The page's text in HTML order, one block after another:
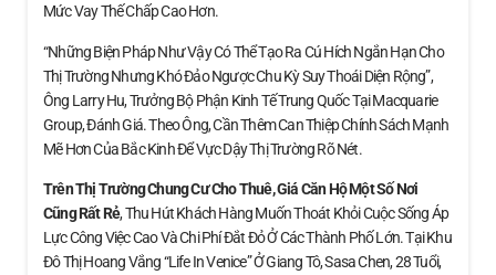
Mức Vay Thế Chấp Cao Hơn.
“Những Biện Pháp Như Vậy Có Thể Tạo Ra Cú Hích Ngắn Hạn Cho
Thị Trường Nhưng Khó Đảo Ngược Chu Kỳ Suy Thoái Diện Rộng”,
Ông Larry Hu, Trưởng Bộ Phận Kinh Tế Trung Quốc Tại Macquarie
Group, Đánh Giá. Theo Ông, Cần Thêm Can Thiệp Chính Sách Mạnh
Mẽ Hơn Của Bắc Kinh Để Vực Dậy Thị Trường Rõ Nét.
Trên Thị Trường Chung Cư Cho Thuê, Giá Căn HộMột Số Nơi
Cũng Rất Rẻ, Thu Hút Khách Hàng Muốn Thoát Khỏi Cuộc Sống Áp
Lực Công Việc Cao Và Chi Phí Đắt Đỏ Ở Các Thành Phố Lớn. Tại Khu
Đô Thị Hoang Vắng “Life In Venice” Ở Giang Tô, Sasa Chen, 28 Tuổi,